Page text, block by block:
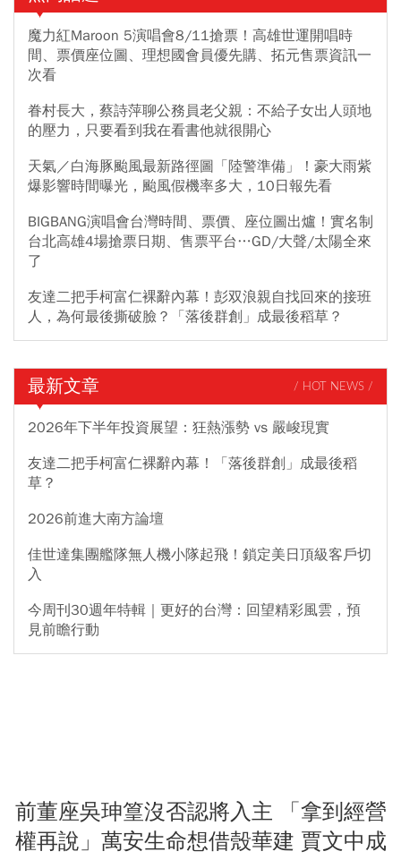
魔力紅Maroon 5演唱會8/11搶票！高雄世運開唱時
間、票價座位圖、理想國會員優先購、拓元售票資訊一
次看
眷村長大，蔡詩萍聊公務員老父親：不給子女出人頭地
的壓力，只要看到我在看書他就很開心
天氣／白海豚颱風最新路徑圖「陸警準備」！豪大雨紫
爆影響時間曝光，颱風假機率多大，10日報先看
BIGBANG演唱會台灣時間、票價、座位圖出爐！實名制
台北高雄4場搶票日期、售票平台…GD/大聲/太陽全來
了
友達二把手柯富仁裸辭內幕！彭双浪親自找回來的接班
人，為何最後撕破臉？「落後群創」成最後稻草？
最新文章 / HOT NEWS /
2026年下半年投資展望：狂熱漲勢 vs 嚴峻現實
友達二把手柯富仁裸辭內幕！「落後群創」成最後稻
草？
2026前進大南方論壇
佳世達集團艦隊無人機小隊起飛！鎖定美日頂級客戶切
入
今周刊30週年特輯｜更好的台灣：回望精彩風雲，預
見前瞻行動
前董座吳珅篁沒否認將入主 「拿到經營
權再說」萬安生命想借殼華建 賈文中成